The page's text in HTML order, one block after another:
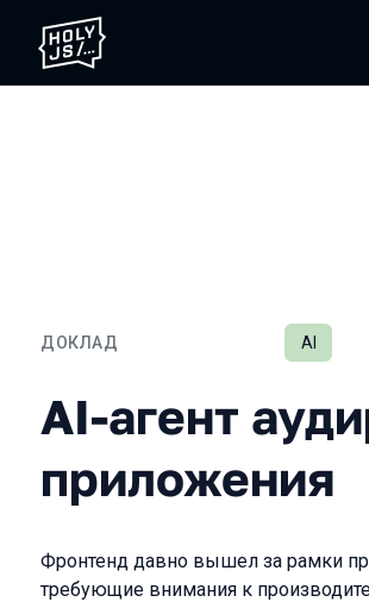
ДОКЛАД
AI-агент
AI
AI-агент
приложения
Фронтенд давно вышел за рамки
требующие внимания к